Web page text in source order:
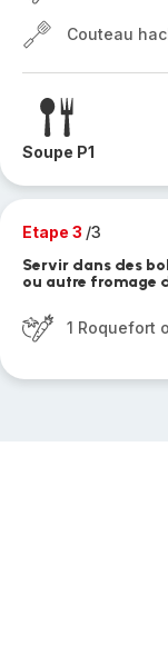
Couteau
Soupe P1
Etape 3 /3
Servir dans des
ou autre fromage
1 Roquefort